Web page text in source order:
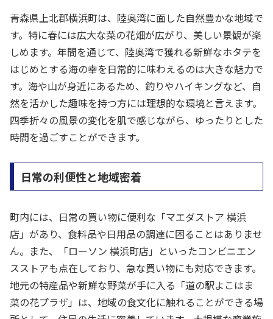
青森県上北郡横浜町は、陸奥湾に面した自然豊かな地域で
す。特に春には広大な菜の花畑が広がり、美しい景観が楽
しめます。年間を通じて、陸奥湾で獲れる新鮮なホタテを
はじめとする海の幸を日常的に味わえるのは大きな魅力で
す。海や山が身近にあるため、釣りやハイキングなど、自
然を活かした趣味を持つ方には理想的な環境と言えます。
四季折々の風景の変化を肌で感じながら、ゆったりとした
時間を過ごすことができます。
日常の利便性と地域密着
町内には、日常の買い物に便利な「マエダストア 横浜
店」があり、食料品や日用品の調達に困ることはありませ
ん。また、「ローソン 横浜町店」といったコンビニエン
スストアも点在しており、急な買い物にも対応できます。
地元の特産品や新鮮な野菜が手に入る「道の駅よこはま
菜の花プラザ」は、地域の食文化に触れることができる場